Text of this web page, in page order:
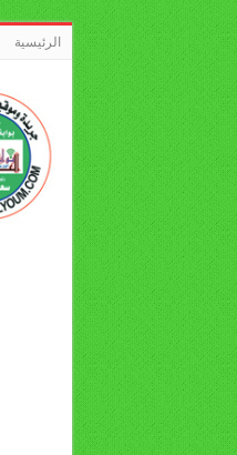
الرئيسية